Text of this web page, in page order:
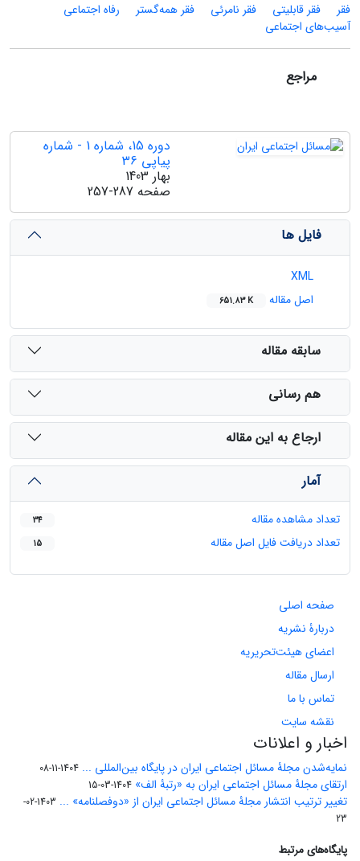
فقر
فقر قابلیتی فقر نامرئی فقر همه‌گستر
رفاه اجتماعی
آسیب‌های اجتماعی
مراجع
دوره 15، شماره 1 - شماره
پیاپی 36
بهار 1403
صفحه 257-287
فایل ها
XML
اصل مقاله
651.83 K
سابقه مقاله
هم رسانی
ارجاع به این مقاله
آمار
تعداد مشاهده مقاله 34
تعداد دریافت فایل اصل مقاله 15
صفحه اصلی
دربارۀ نشریه
اعضای هیئت‌تحریریه
ارسال مقاله
تماس با ما
نقشه سایت
اخبار و اعلانات
نمایه‌شدن مجلۀ مسائل اجتماعی ایران در پایگاه بین‌المللی ... 1404-11-08
ارتقای مجلۀ مسائل اجتماعی ایران به «رتبۀ الف» 1404-03-15
تغییر ترتیب انتشار مجلۀ مسائل اجتماعی ایران از «دوفصلنامه» ...
1403-02-
23
پایگاه‌های مرتبط